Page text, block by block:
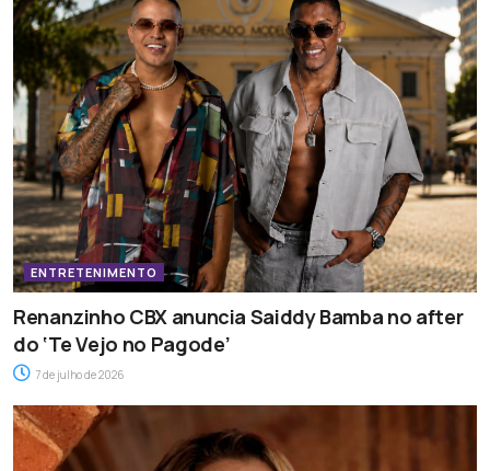
ENTRETENIMENTO
Renanzinho CBX anuncia Saiddy Bamba no after
do ‘Te Vejo no Pagode’
7 de julho de 2026